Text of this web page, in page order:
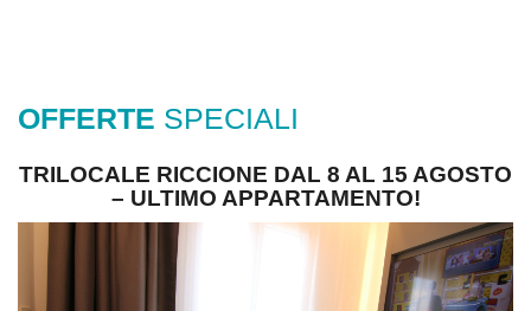
OFFERTE SPECIALI
TRILOCALE RICCIONE DAL 8 AL 15 AGOSTO
– ULTIMO APPARTAMENTO!